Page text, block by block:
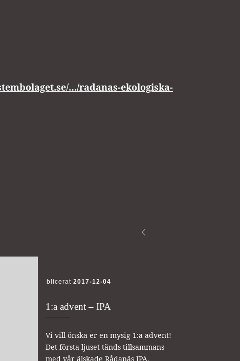
…/radanas-ekologiska-
Publicerat 2017-12-04
1:a advent – IPA
Vi vill önska er en mysig 1:a advent!
Det första ljuset tänds tillsammans
med vår älskade Rådanäs IPA.